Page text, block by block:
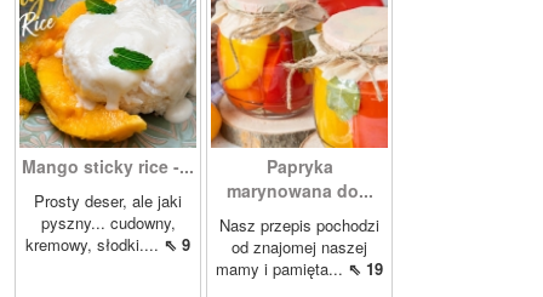
Mango sticky rice -...
Prosty deser, ale jaki
pyszny... cudowny,
kremowy, słodki.... ⇖ 9
Papryka
marynowana do...
Nasz przepis pochodzi
od znajomej naszej
mamy i pamięta... ⇖ 19